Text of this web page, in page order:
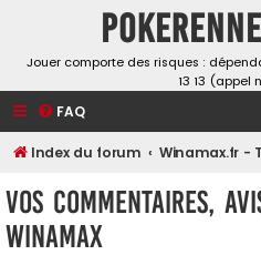
Jouer comporte des risques :
13 13 (appel
FAQ
Index du forum
Vos Commentaires,
Winamax